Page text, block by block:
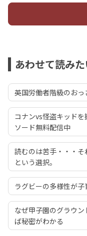
あわせて読み
英国労働者階級のお
コナンvs怪盗キッド
ソード無料配信中
読むのは苦手・・・そ
という選択。
ラグビーの多様性が
なぜ甲子園のグラウ
ば秘密がわかる